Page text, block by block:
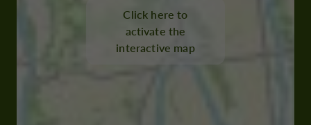
Click here to
activate the
interactive map